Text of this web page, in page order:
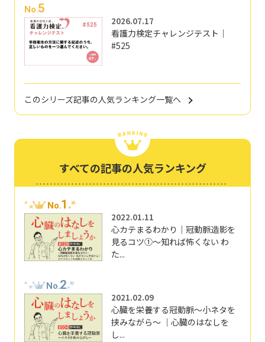
No.5
2026.07.17
看護力検定チャレンジテスト｜
#525
このシリーズ記事の人気ランキング一覧へ
すべての記事の人気ランキング
No.1
2022.01.11
心カテまるわかり｜冠動脈造影を
見るコツ①～知れば怖くない わ
た...
No.2
2021.02.09
心臓を栄養する冠動脈～小ネタを
挟みながら～ ｜心臓のはなしを
し...